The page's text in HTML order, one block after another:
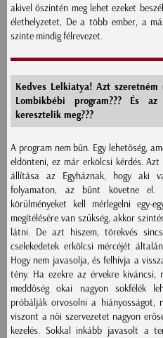
akivel őszintén meg lehet ezeket
élethelyzetet, De a több ember, a
szinte mindig félrevezet.
Kedves Lelkiatya! Azt
Lombikbébi program??? És
keresztelik meg???
A program nem bűn. Egy lehetőség,
eldönteni, ez már erkölcsi kérdés.
állítása az Egyháznak, hogy aki
folyamaton, az bűnt követne
körülményeket kell mérlegelni
megítélésére van szükség, akkor
látni. De azt hiszem, törekvés
cselekedetek erkölcsi mércéjét
Hogy nem javasolja, és felhívja a
tény. Ha ezekre az érvekre
meddőség okai nagyon sokfélék
próbálják orvosolni a hiányosságot,
viszont a női szervezetet nagyon
kezelés. Sokkal inkább javasolt a